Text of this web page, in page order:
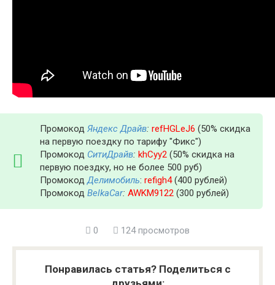
Промокод Яндекс Драйв: refHGLeJ6 (50% скидка
на первую поездку по тарифу "Фикс")
Промокод СитиДрайв: khCyy2 (50% скидка на
первую поездку, но не более 500 руб)
ПромокодДелимобиль: refigh4(400 рублей)
Промокод BelkaCar: AWKM9122 (300 рублей)
0 124 просмотров
Понравилась статья? Поделиться с